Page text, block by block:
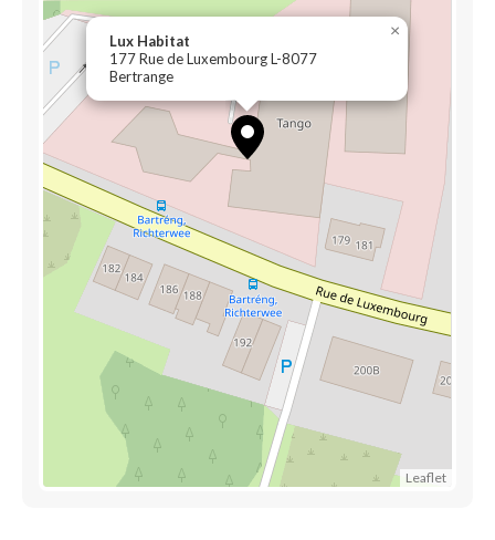
Lux Habitat
177 Rue de Luxembourg L-8077
Bertrange
×
Leaflet